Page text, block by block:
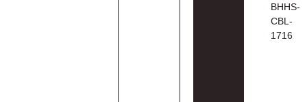
BHHS-
CBL-
1716